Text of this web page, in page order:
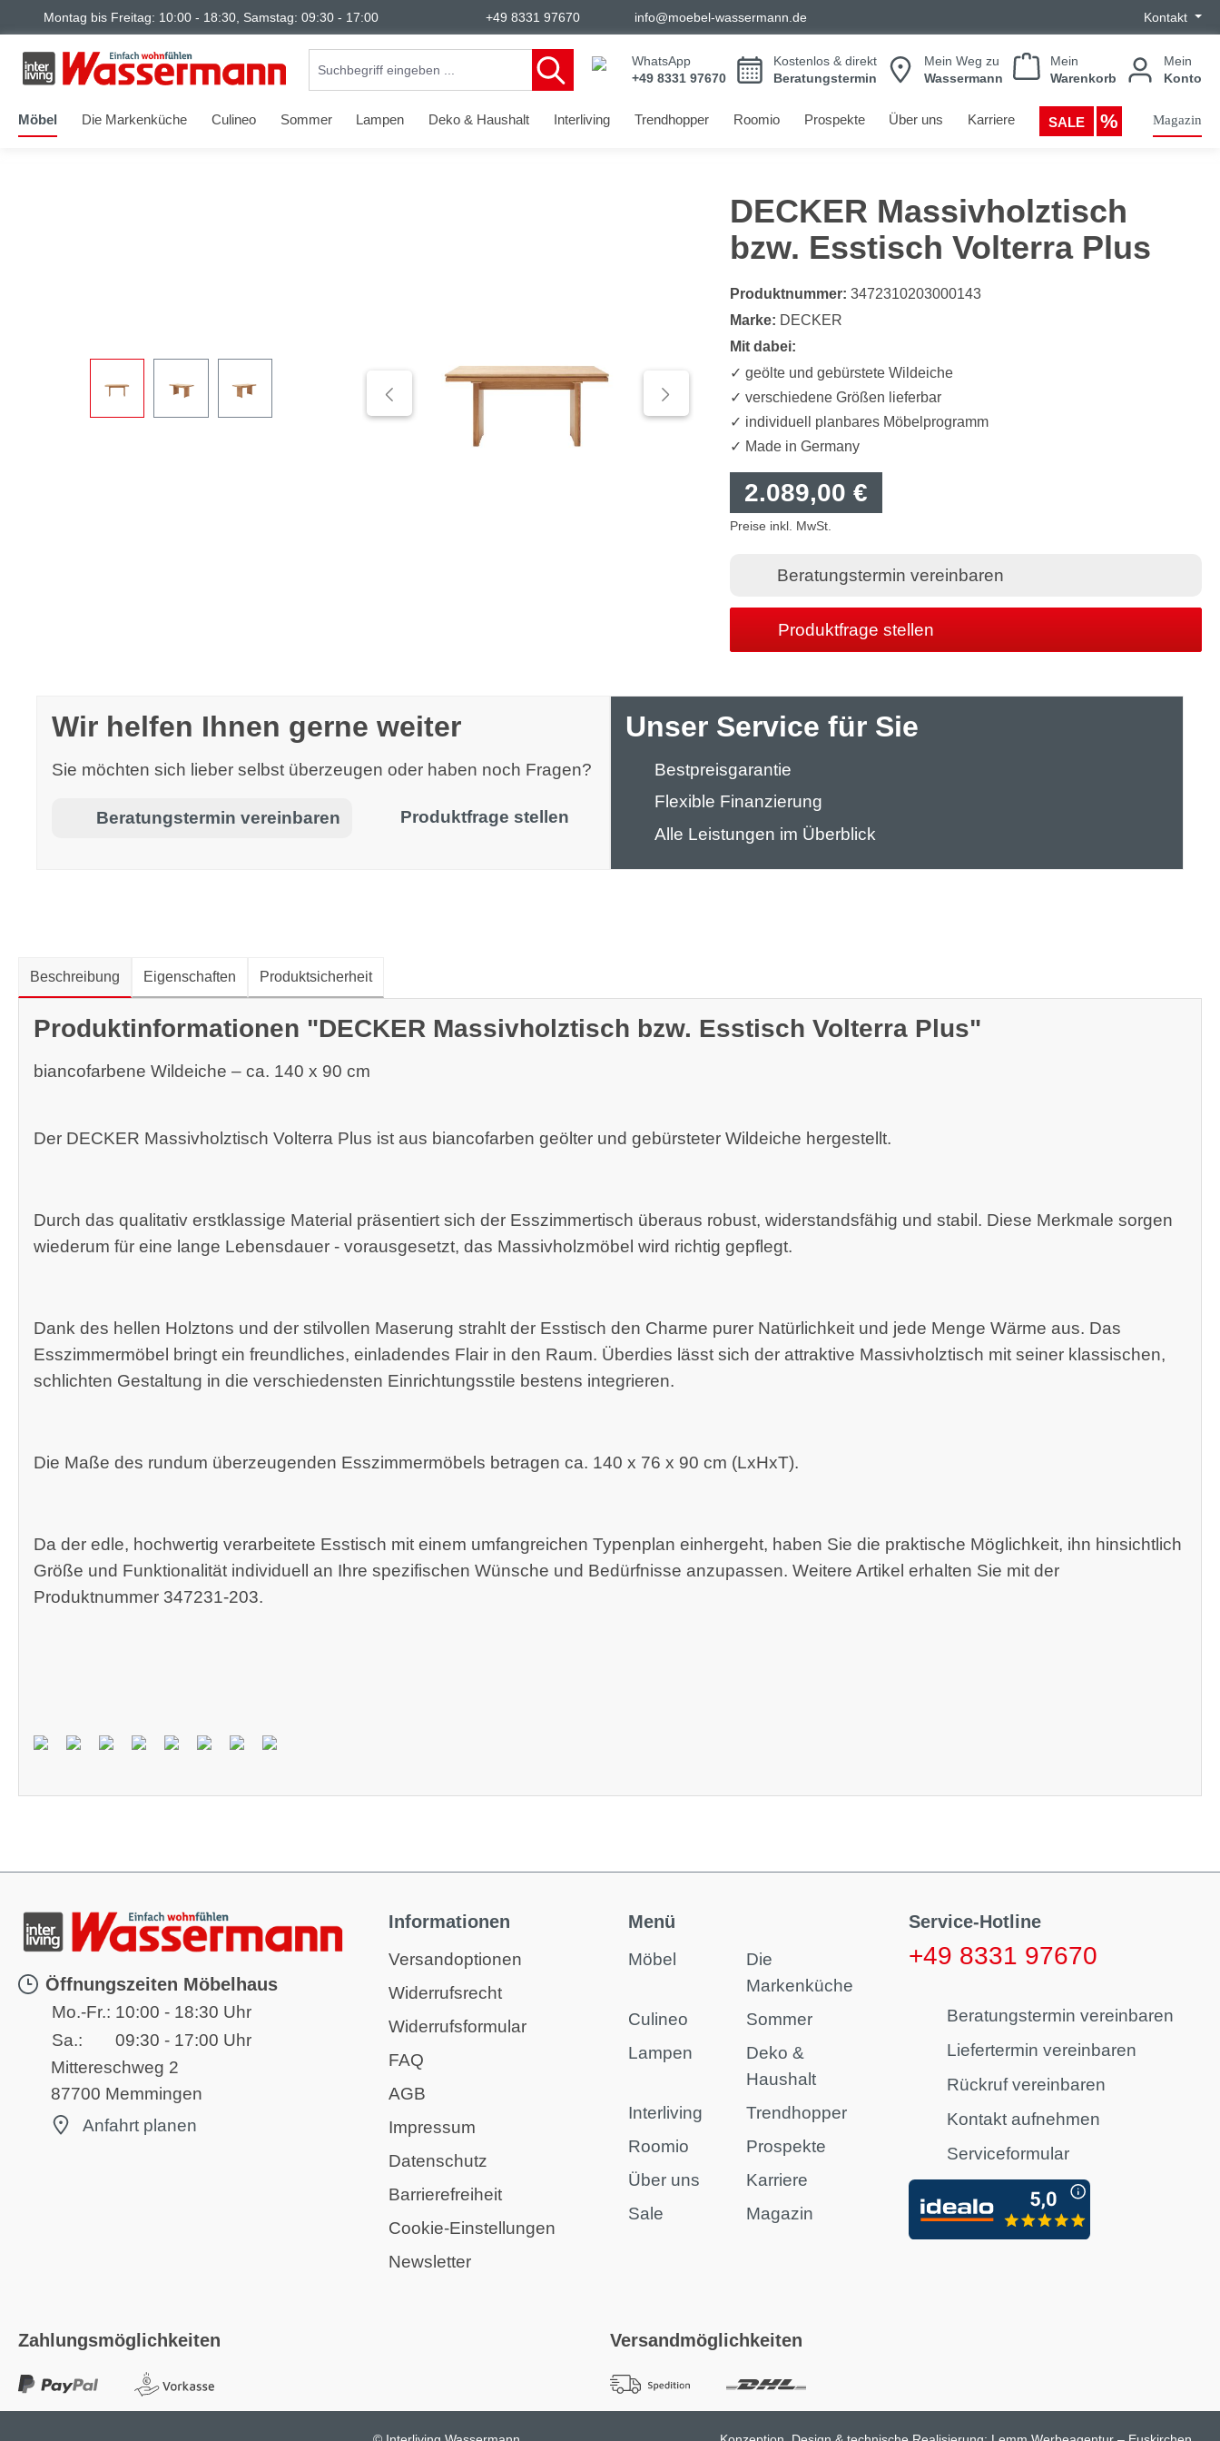
Zur Hauptnavigation springen
Montag bis Freitag: 10:00 - 18:30, Samstag: 09:30 - 17:00 +49 8331 97670 info@moebel-wassermann.de Kontakt
WhatsApp
+49 8331 97670
Kostenlos & direkt
Beratungstermin
Mein Weg zu
Wassermann
Mein
Warenkorb
Mein
Konto
Möbel Die Markenküche Culineo Sommer Lampen Deko & Haushalt Interliving Trendhopper Roomio Prospekte Über uns Karriere SALE Magazin
DECKER Massivholztisch
bzw. Esstisch Volterra Plus
Produktnummer: 3472310203000143
Marke: DECKER
Mit dabei:
✓ geölte und gebürstete Wildeiche
✓ verschiedene Größen lieferbar
✓ individuell planbares Möbelprogramm
✓ Made in Germany
2.089,00 €
Preise inkl. MwSt.
Beratungstermin vereinbaren
Produktfrage stellen
Unser Service für Sie
Bestpreisgarantie
Flexible Finanzierung
Alle Leistungen im Überblick
Wir helfen Ihnen gerne weiter
Sie möchten sich lieber selbst überzeugen oder haben noch Fragen?
Beratungstermin vereinbaren Produktfrage stellen
Beschreibung Eigenschaften Produktsicherheit
Produktinformationen "DECKER Massivholztisch bzw. Esstisch Volterra Plus"
biancofarbene Wildeiche – ca. 140 x 90 cm
Der DECKER Massivholztisch Volterra Plus ist aus biancofarben geölter und gebürsteter Wildeiche hergestellt.
Durch das qualitativ erstklassige Material präsentiert sich der Esszimmertisch überaus robust, widerstandsfähig und stabil. Diese Merkmale sorgen
wiederum für eine lange Lebensdauer - vorausgesetzt, das Massivholzmöbel wird richtig gepflegt.
Dank des hellen Holztons und der stilvollen Maserung strahlt der Esstisch den Charme purer Natürlichkeit und jede Menge Wärme aus. Das
Esszimmermöbel bringt ein freundliches, einladendes Flair in den Raum. Überdies lässt sich der attraktive Massivholztisch mit seiner klassischen,
schlichten Gestaltung in die verschiedensten Einrichtungsstile bestens integrieren.
Die Maße des rundum überzeugenden Esszimmermöbels betragen ca. 140 x 76 x 90 cm (LxHxT).
Da der edle, hochwertig verarbeitete Esstisch mit einem umfangreichen Typenplan einhergeht, haben Sie die praktische Möglichkeit, ihn hinsichtlich
Größe und Funktionalität individuell an Ihre spezifischen Wünsche und Bedürfnisse anzupassen. Weitere Artikel erhalten Sie mit der
Produktnummer 347231-203.
Öffnungszeiten Möbelhaus
Mo.-Fr.: 10:00 - 18:30 Uhr
Sa.:
09:30 - 17:00 Uhr
Mittereschweg 2
87700 Memmingen
Anfahrt planen
Informationen
Versandoptionen
Widerrufsrecht
Widerrufsformular
FAQ
AGB
Impressum
Datenschutz
Barrierefreiheit
Cookie-Einstellungen
Newsletter
Menü
Möbel
Die
Markenküche
Culineo
Sommer
Lampen
Deko &
Haushalt
Interliving
Trendhopper
Roomio
Prospekte
Über uns
Karriere
Sale
Magazin
Service-Hotline
+49 8331 97670
Beratungstermin vereinbaren
Liefertermin vereinbaren
Rückruf vereinbaren
Kontakt aufnehmen
Serviceformular
Zahlungsmöglichkeiten Versandmöglichkeiten